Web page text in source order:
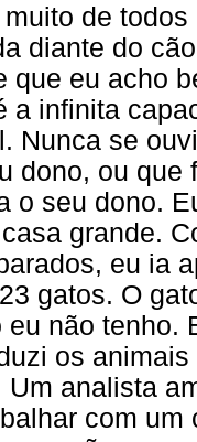
de
diante do
que eu acho
a infinita
Nunca se
dono, ou
o seu dono.
grande.
eu ia
gatos. O
eu não tenho.
os
Um analista
com